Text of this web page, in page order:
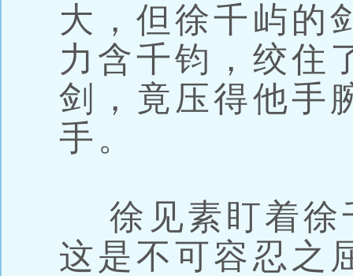
大，但徐千屿的
力含千钧，绞住
剑，竟压得他手
手。
徐见素盯着徐
这是不可容忍之